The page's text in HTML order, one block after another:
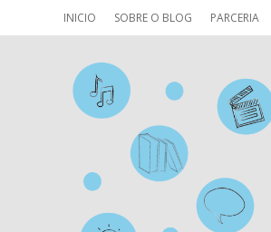
INICIO SOBRE O BLOG PARCERIA